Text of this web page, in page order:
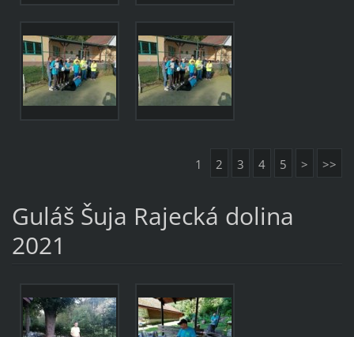
1 2 3 4 5 > >>
Guláš Šuja Rajecká dolina
2021